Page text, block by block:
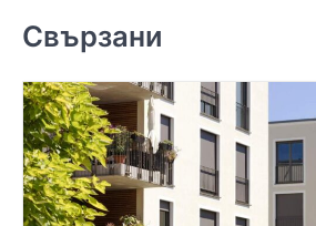
а
ц
и
я
Свързани